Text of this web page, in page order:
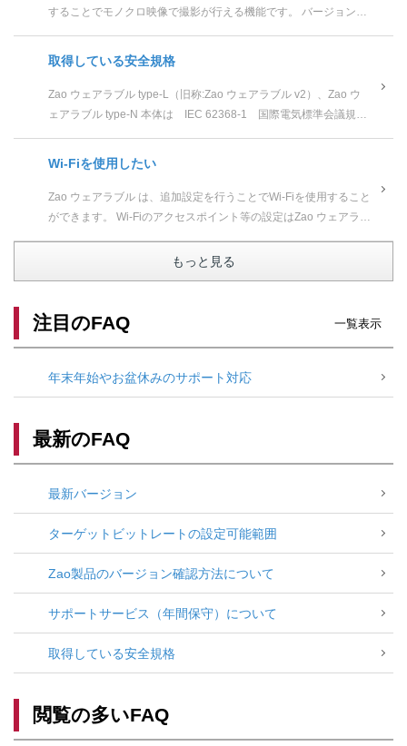
することでモノクロ映像で撮影が行える機能です。 バージョン
取得している安全規格
Zao ウェアラブル type-L（旧称:Zao ウェアラブル v2）、Zao ウ
ェアラブル type-N 本体は IEC 62368-1 国際電気標準会議規格
Wi-Fiを使用したい
Zao ウェアラブル は、追加設定を行うことでWi-Fiを使用すること
ができます。 Wi-Fiのアクセスポイント等の設定はZao ウェアラブ
もっと見る
注目のFAQ 一覧表示
年末年始やお盆休みのサポート対応
最新のFAQ
最新バージョン
ターゲットビットレートの設定可能範囲
Zao製品のバージョン確認方法について
サポートサービス（年間保守）について
取得している安全規格
閲覧の多いFAQ